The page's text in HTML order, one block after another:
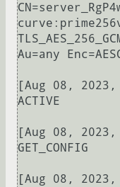
Au=any
[Aug 08,
ACTIVE
[Aug 08, 2023,
GET_CONFIG
[Aug 08,